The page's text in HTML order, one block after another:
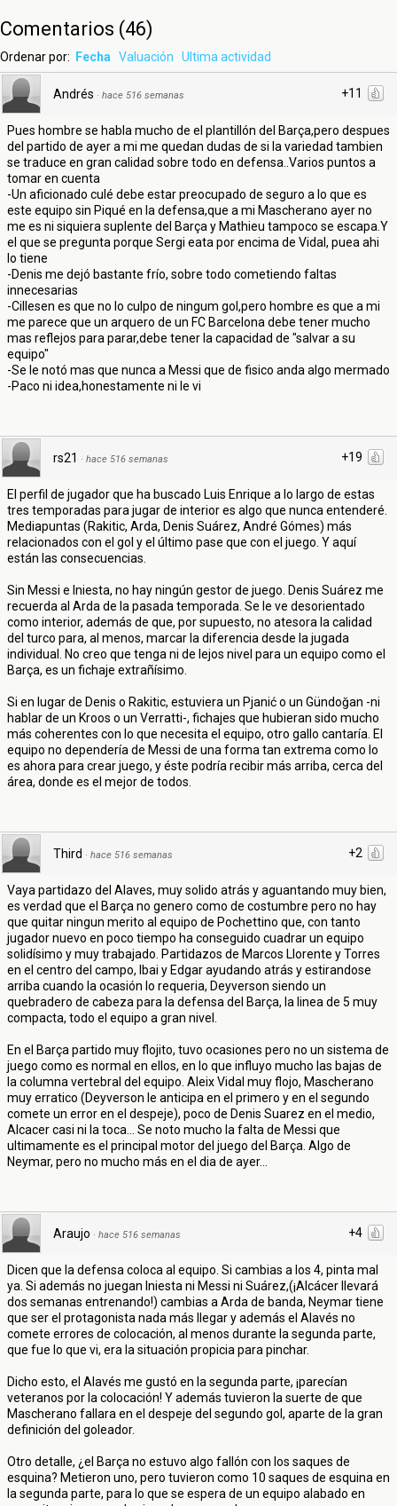
Comentarios (46)
Ordenar por: Fecha Valuación Ultima actividad
+11
Andrés · hace 516 semanas
Pues hombre se habla mucho de el plantillón del Barça,pero despues
del partido de ayer a mi me quedan dudas de si la variedad tambien
se traduce en gran calidad sobre todo en defensa..Varios puntos a
tomar en cuenta
-Un aficionado culé debe estar preocupado de seguro a lo que es
este equipo sin Piqué en la defensa,que a mi Mascherano ayer no
me es ni siquiera suplente del Barça y Mathieu tampoco se escapa.Y
el que se pregunta porque Sergi eata por encima de Vidal, puea ahi
lo tiene
-Denis me dejó bastante frío, sobre todo cometiendo faltas
innecesarias
-Cillesen es que no lo culpo de ningum gol,pero hombre es que a mi
me parece que un arquero de un FC Barcelona debe tener mucho
mas reflejos para parar,debe tener la capacidad de "salvar a su
equipo"
-Se le notó mas que nunca a Messi que de fisico anda algo mermado
-Paco ni idea,honestamente ni le vi
+19
rs21 · hace 516 semanas
El perfil de jugador que ha buscado Luis Enrique a lo largo de estas
tres temporadas para jugar de interior es algo que nunca entenderé.
Mediapuntas (Rakitic, Arda, Denis Suárez, André Gómes) más
relacionados con el gol y el último pase que con el juego. Y aquí
están las consecuencias.
Sin Messi e Iniesta, no hay ningún gestor de juego. Denis Suárez me
recuerda al Arda de la pasada temporada. Se le ve desorientado
como interior, además de que, por supuesto, no atesora la calidad
del turco para, al menos, marcar la diferencia desde la jugada
individual. No creo que tenga ni de lejos nivel para un equipo como el
Barça, es un fichaje extrañísimo.
Si en lugar de Denis o Rakitic, estuviera un Pjanić o un Gündoğan -ni
hablar de un Kroos o un Verratti-, fichajes que hubieran sido mucho
más coherentes con lo que necesita el equipo, otro gallo cantaría. El
equipo no dependería de Messi de una forma tan extrema como lo
es ahora para crear juego, y éste podría recibir más arriba, cerca del
área, donde es el mejor de todos.
+2
Third · hace 516 semanas
Vaya partidazo del Alaves, muy solido atrás y aguantando muy bien,
es verdad que el Barça no genero como de costumbre pero no hay
que quitar ningun merito al equipo de Pochettino que, con tanto
jugador nuevo en poco tiempo ha conseguido cuadrar un equipo
solidísimo y muy trabajado. Partidazos de Marcos Llorente y Torres
en el centro del campo, Ibai y Edgar ayudando atrás y estirandose
arriba cuando la ocasión lo requeria, Deyverson siendo un
quebradero de cabeza para la defensa del Barça, la linea de 5 muy
compacta, todo el equipo a gran nivel.
En el Barça partido muy flojito, tuvo ocasiones pero no un sistema de
juego como es normal en ellos, en lo que influyo mucho las bajas de
la columna vertebral del equipo. Aleix Vidal muy flojo, Mascherano
muy erratico (Deyverson le anticipa en el primero y en el segundo
comete un error en el despeje), poco de Denis Suarez en el medio,
Alcacer casi ni la toca... Se noto mucho la falta de Messi que
ultimamente es el principal motor del juego del Barça. Algo de
Neymar, pero no mucho más en el dia de ayer...
+4
Araujo · hace 516 semanas
Dicen que la defensa coloca al equipo. Si cambias a los 4, pinta mal
ya. Si además no juegan Iniesta ni Messi ni Suárez,(¡Alcácer llevará
dos semanas entrenando!) cambias a Arda de banda, Neymar tiene
que ser el protagonista nada más llegar y además el Alavés no
comete errores de colocación, al menos durante la segunda parte,
que fue lo que vi, era la situación propicia para pinchar.
Dicho esto, el Alavés me gustó en la segunda parte, ¡parecían
veteranos por la colocación! Y además tuvieron la suerte de que
Mascherano fallara en el despeje del segundo gol, aparte de la gran
definición del goleador.
Otro detalle, ¿el Barça no estuvo algo fallón con los saques de
esquina? Metieron uno, pero tuvieron como 10 saques de esquina en
la segunda parte, para lo que se espera de un equipo alabado en